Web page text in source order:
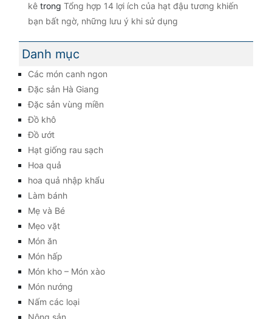
kê trong Tổng hợp 14 lợi ích của hạt đậu tương khiến
bạn bất ngờ, những lưu ý khi sử dụng
Danh mục
Các món canh ngon
Đặc sản Hà Giang
Đặc sản vùng miền
Đồ khô
Đồ ướt
Hạt giống rau sạch
Hoa quả
hoa quả nhập khẩu
Làm bánh
Mẹ và Bé
Mẹo vặt
Món ăn
Món hấp
Món kho – Món xào
Món nướng
Nấm các loại
Nông sản